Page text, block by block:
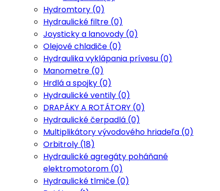
Hydromtory (0)
Hydraulické filtre (0)
Joysticky a lanovody (0)
Olejové chladiče (0)
Hydraulika vyklápania prívesu (0)
Manometre (0)
Hrdlá a spojky (0)
Hydraulické ventily (0)
DRAPÁKY A ROTÁTORY (0)
Hydraulické čerpadlá (0)
Multiplikátory vývodového hriadeľa (0)
Orbitroly (18)
Hydraulické agregáty poháňané
elektromotorom (0)
Hydraulické tlmiče (0)